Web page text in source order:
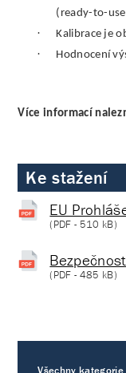
(ready-to-
· Kalibrace je
· Hodnocení
Více informací
Ke stažení
EU
(PDF - 510 kB)
(PDF - 485 kB)
Všechny kategorie